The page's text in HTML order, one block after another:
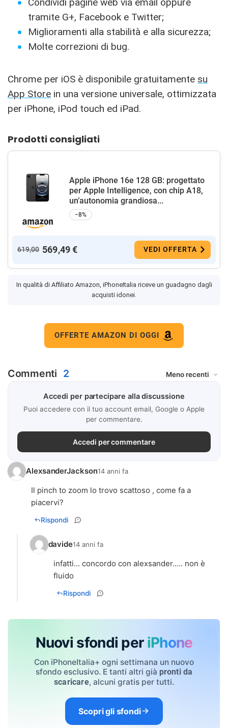
tramite G+, Facebook e Twitter;
Miglioramenti alla stabilità e alla sicurezza;
Molte correzioni di bug.
Chrome per iOS è disponibile gratuitamente su
App Store in una versione universale, ottimizzata
per iPhone, iPod touch ed iPad.
Prodotti consigliati
Apple iPhone 16e 128 GB: progettato
per Apple Intelligence, con chip A18,
un’autonomia grandiosa...
−8%
619,00 569,49 € VEDI OFFERTA
In qualità di Affiliato Amazon, iPhoneItalia riceve un guadagno dagli
acquisti idonei.
OFFERTE AMAZON DI OGGI
Commenti 2
Accedi per partecipare alla discussione
Puoi accedere con il tuo account email, Google o Apple
per commentare.
Accedi per commentare
AlexsanderJackson14 anni fa
Il pinch to zoom lo trovo scattoso , come fa a
piacervi?
Rispondi
davide14 anni fa
infatti... concordo con alexsander..... non è
fluido
Rispondi
Nuovi sfondi per iPhone
Con iPhoneItalia+ ogni settimana un nuovo
sfondo esclusivo. E tanti altri già pronti da
scaricare, alcuni gratis per tutti.
Scopri gli sfondi